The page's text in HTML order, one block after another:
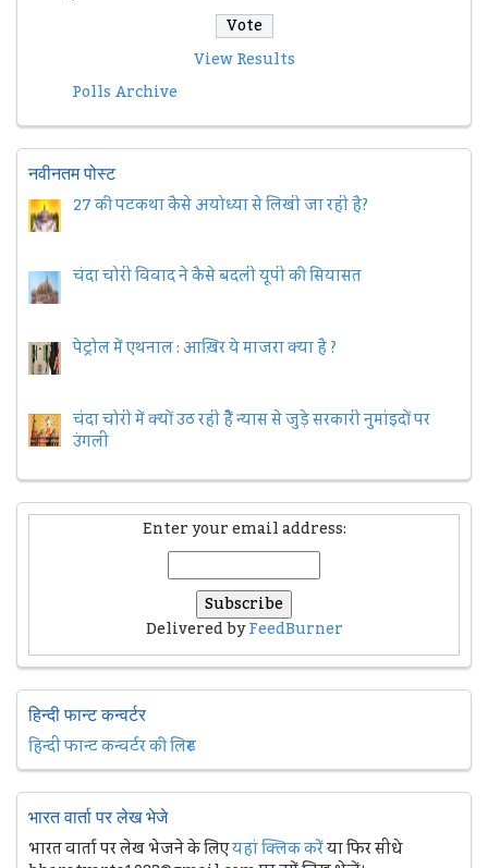
View Results
Polls Archive
नवीनतम पोस्ट
27 की पटकथा कैसे अयोध्या से लिखी जा रही है?
चंदा चोरी विवाद ने कैसे बदली यूपी की सियासत
पेट्रोल में एथनाल : आख़िर ये माजरा क्या है ?
चंदा चोरी में क्यों उठ रही हैैं न्यास से जुड़े सरकारी नुमांइदों पर
उंगली
Enter your email address:
Delivered byFeedBurner
हिन्दी फान्ट कन्वर्टर
हिन्दी फान्ट कन्वर्टर की लिस्ट
भारत वार्ता पर लेख भेजे
भारत वार्ता पर लेख भेजने के लिएयहां क्लिक करेंया फिर सीधे